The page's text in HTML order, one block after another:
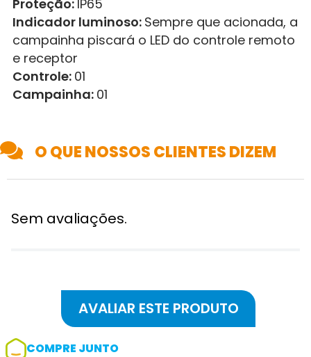
Proteção: IP65
Indicador luminoso: Sempre que acionada, a
campainha piscará o LED do controle remoto
e receptor
Controle: 01
Campainha: 01
O QUE NOSSOS CLIENTES DIZEM
Sem avaliações.
COMPRE JUNTO